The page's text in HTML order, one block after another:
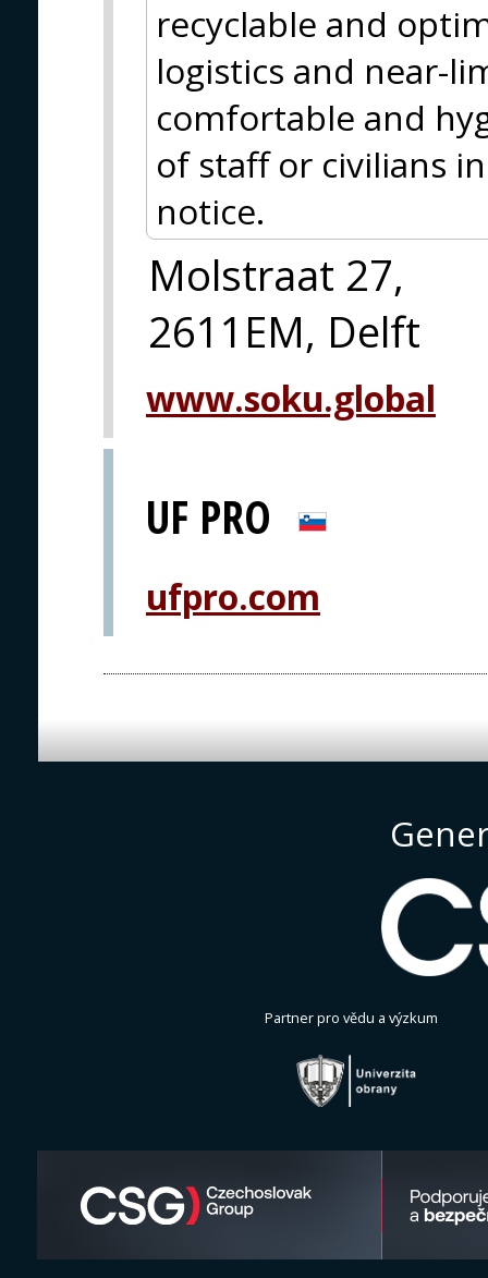
recyclable and
logistics and near-
comfortable and
of staff or civilians
notice.
Molstraat 27,
2611EM, Delft
www.soku.global
UF PRO
ufpro.com
Partner pro vědu a výzkum